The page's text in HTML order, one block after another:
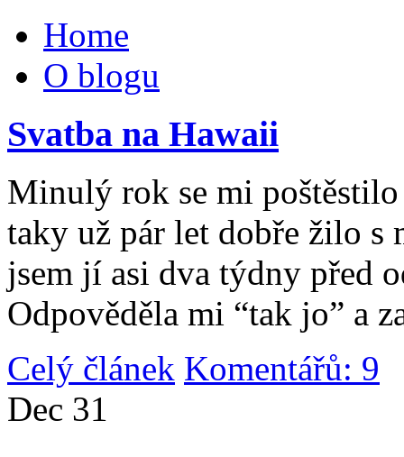
Home
O blogu
Svatba na Hawaii
Minulý rok se mi
taky už pár let dobře žilo
jsem jí asi dva týdny před
Odpověděla mi “tak jo” a
Celý článek Komentářů: 9
Dec 31